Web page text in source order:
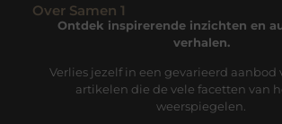
Over Samen 1
Ontdek inspirerende inzichten en
verhalen.
Verlies jezelf in een gevarieerd aanbod
artikelen die de vele facetten van
weerspiegelen.